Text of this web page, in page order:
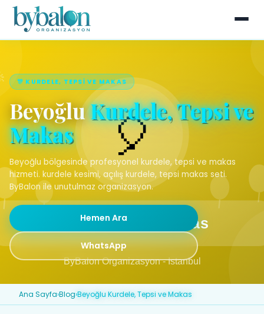
🎊 KURDELE, TEPSI VE MAKAS
BeyoğluKurdele, Tepsi ve
Makas
Beyoğlu bölgesinde profesyonel kurdele, tepsi ve makas
hizmeti. kurdele kesimi, açılış kurdele, tepsi makas seti.
ByBalon ile unutulmaz organizasyon.
Hemen Ara
WhatsApp
Ana Sayfa›Blog›Beyoğlu Kurdele, Tepsi ve Makas